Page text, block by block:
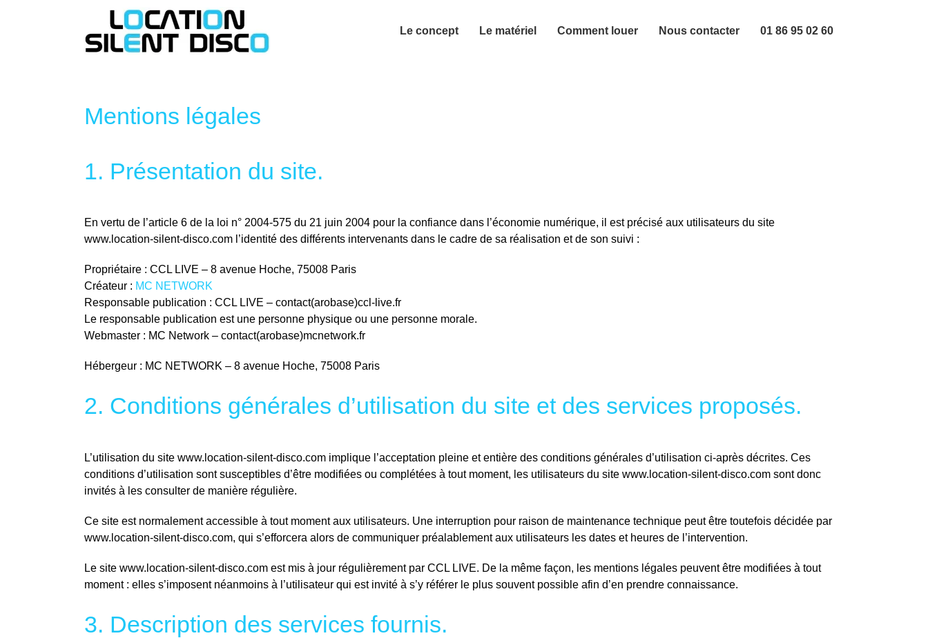
Le concept Le matériel Comment louer Nous contacter 01 86 95 02 60
Mentions légales
1. Présentation du site.
En vertu de l’article 6 de la loi n° 2004-575 du 21 juin 2004 pour la confiance dans l’économie numérique, il est précisé aux utilisateurs du site
www.location-silent-disco.com l’identité des différents intervenants dans le cadre de sa réalisation et de son suivi :
Propriétaire : CCL LIVE – 8 avenue Hoche, 75008 Paris
Créateur : MC NETWORK
Responsable publication : CCL LIVE – contact(arobase)ccl-live.fr
Le responsable publication est une personne physique ou une personne morale.
Webmaster : MC Network – contact(arobase)mcnetwork.fr
Hébergeur : MC NETWORK – 8 avenue Hoche, 75008 Paris
2. Conditions générales d’utilisation du site et des services proposés.
L’utilisation du site www.location-silent-disco.com implique l’acceptation pleine et entière des conditions générales d’utilisation ci-après décrites. Ces
conditions d’utilisation sont susceptibles d’être modifiées ou complétées à tout moment, les utilisateurs du site www.location-silent-disco.com sont donc
invités à les consulter de manière régulière.
Ce site est normalement accessible à tout moment aux utilisateurs. Une interruption pour raison de maintenance technique peut être toutefois décidée par
www.location-silent-disco.com, qui s’efforcera alors de communiquer préalablement aux utilisateurs les dates et heures de l’intervention.
Le site www.location-silent-disco.com est mis à jour régulièrement par CCL LIVE. De la même façon, les mentions légales peuvent être modifiées à tout
moment : elles s’imposent néanmoins à l’utilisateur qui est invité à s’y référer le plus souvent possible afin d’en prendre connaissance.
3. Description des services fournis.